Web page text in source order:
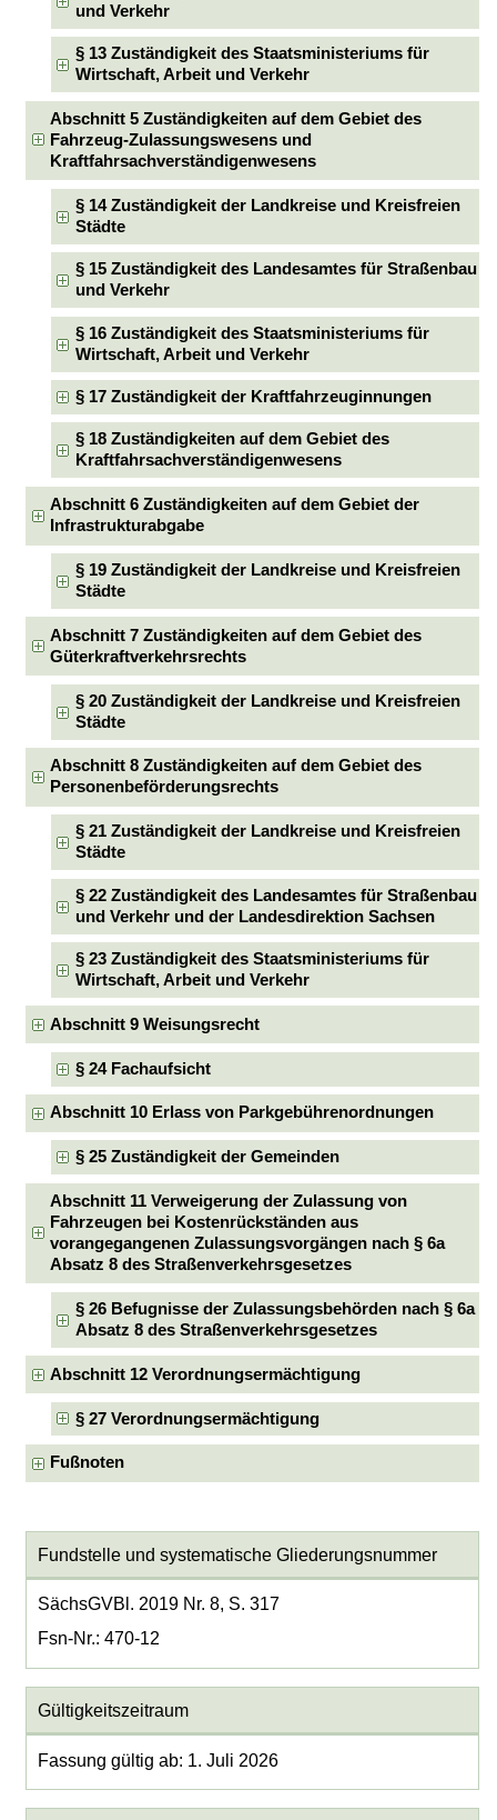
und Verkehr
§ 13 Zuständigkeit des Staatsministeriums für
Wirtschaft, Arbeit und Verkehr
Abschnitt 5 Zuständigkeiten auf dem Gebiet des
Fahrzeug-Zulassungswesens und
Kraftfahrsachverständigenwesens
§ 14 Zuständigkeit der Landkreise und Kreisfreien
Städte
§ 15 Zuständigkeit des Landesamtes für Straßenbau
und Verkehr
§ 16 Zuständigkeit des Staatsministeriums für
Wirtschaft, Arbeit und Verkehr
§ 17 Zuständigkeit der Kraftfahrzeuginnungen
§ 18 Zuständigkeiten auf dem Gebiet des
Kraftfahrsachverständigenwesens
Abschnitt 6 Zuständigkeiten auf dem Gebiet der
Infrastrukturabgabe
§ 19 Zuständigkeit der Landkreise und Kreisfreien
Städte
Abschnitt 7 Zuständigkeiten auf dem Gebiet des
Güterkraftverkehrsrechts
§ 20 Zuständigkeit der Landkreise und Kreisfreien
Städte
Abschnitt 8 Zuständigkeiten auf dem Gebiet des
Personenbeförderungsrechts
§ 21 Zuständigkeit der Landkreise und Kreisfreien
Städte
§ 22 Zuständigkeit des Landesamtes für Straßenbau
und Verkehr und der Landesdirektion Sachsen
§ 23 Zuständigkeit des Staatsministeriums für
Wirtschaft, Arbeit und Verkehr
Abschnitt 9 Weisungsrecht
§ 24 Fachaufsicht
Abschnitt 10 Erlass von Parkgebührenordnungen
§ 25 Zuständigkeit der Gemeinden
Abschnitt 11 Verweigerung der Zulassung von
Fahrzeugen bei Kostenrückständen aus
vorangegangenen Zulassungsvorgängen nach § 6a
Absatz 8 des Straßenverkehrsgesetzes
§ 26 Befugnisse der Zulassungsbehörden nach § 6a
Absatz 8 des Straßenverkehrsgesetzes
Abschnitt 12 Verordnungsermächtigung
§ 27 Verordnungsermächtigung
Fußnoten
Fundstelle und systematische Gliederungsnummer
SächsGVBl. 2019 Nr. 8, S. 317
Fsn-Nr.: 470-12
Gültigkeitszeitraum
Fassung gültig ab: 1. Juli 2026